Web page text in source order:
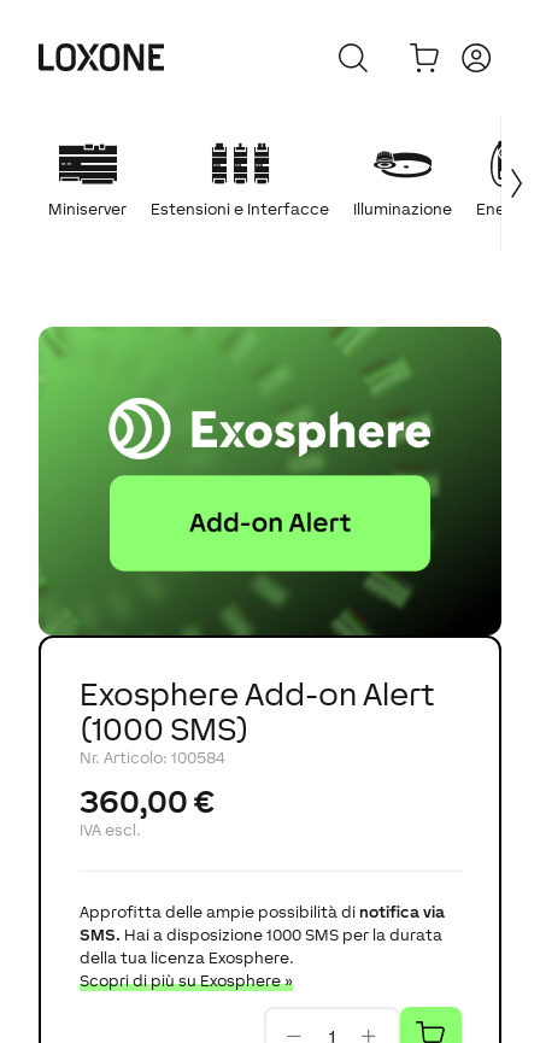
Miniserver Estensioni e Interfacce Illuminazione Energia
Exosphere Add-on Alert
(1000 SMS)
Nr. Articolo: 100584
360,00 €
IVA escl.
Approfitta delle ampie possibilità dinotifica via
SMS. Hai a disposizione 1000 SMS per la durata
della tua licenza Exosphere.
Scopri di più su Exosphere »